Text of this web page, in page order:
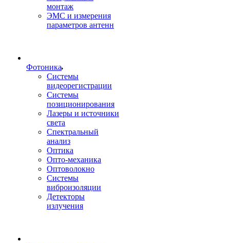
монтаж
ЭМС и измерения
параметров антенн
Фотоника
Cистемы
видеорегистрации
Системы
позиционирования
Лазеры и источники
света
Спектральный
анализ
Оптика
Опто-механика
Оптоволокно
Системы
виброизоляции
Детекторы
излучения